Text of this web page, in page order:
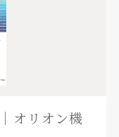
オリオン機